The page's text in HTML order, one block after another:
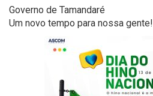
Governo de Tamandaré
Um novo tempo para nossa gente!